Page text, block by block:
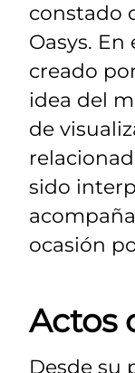
constado
Oasys.
creado
idea del
de
sido
ocasión
Actos
Desde su